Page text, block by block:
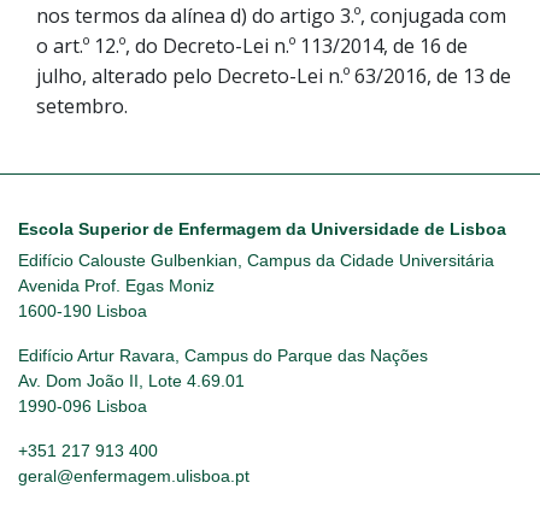
nos termos da alínea d) do artigo 3.º, conjugada com
o art.º 12.º, do Decreto-Lei n.º 113/2014, de 16 de
julho, alterado pelo Decreto-Lei n.º 63/2016, de 13 de
setembro.
Escola Superior de Enfermagem da Universidade de Lisboa
Edifício Calouste Gulbenkian, Campus da Cidade Universitária
Avenida Prof. Egas Moniz
1600-190 Lisboa
Edifício Artur Ravara, Campus do Parque das Nações
Av. Dom João II, Lote 4.69.01
1990-096 Lisboa
+351 217 913 400
geral@enfermagem.ulisboa.pt